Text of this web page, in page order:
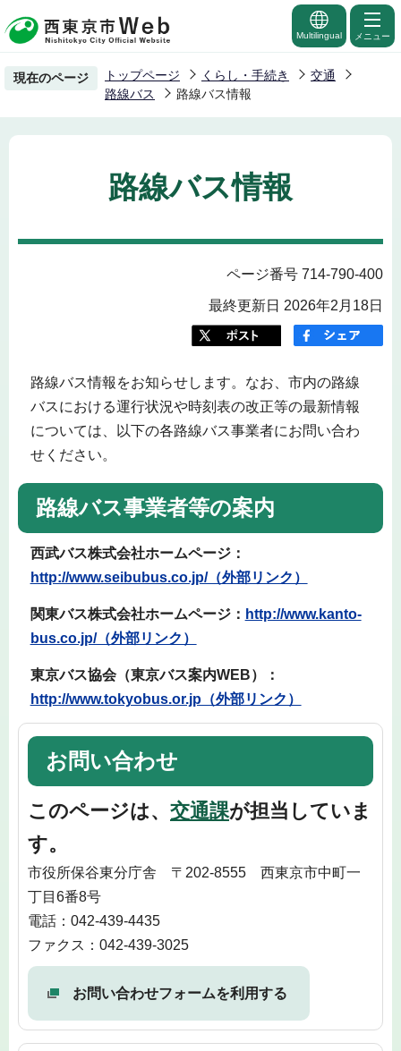
の
ー
Multilingual メニュー
現在のページ トップページ くらし・手続き
交通
路線バス
路線バス情報
路線バス情報
ページ番号 714-790-400
最終更新日 2026年2月18日
路線バス情報をお知らせします。なお、市内の路線
バスにおける運行状況や時刻表の改正等の最新情報
については、以下の各路線バス事業者にお問い合わ
せください。
路線バス事業者等の案内
西武バス株式会社ホームページ：
http://www.seibubus.co.jp/（外部リンク）
関東バス株式会社ホームページ： http://www.kanto-
bus.co.jp/（外部リンク）
東京バス協会（東京バス案内WEB）：
http://www.tokyobus.or.jp（外部リンク）
お問い合わせ
このページは、 交通課が担当していま
す。
市役所保谷東分庁舎 〒202-8555 西東京市中町一
丁目6番8号
電話：042-439-4435
ファクス：042-439-3025
お問い合わせフォームを利用する